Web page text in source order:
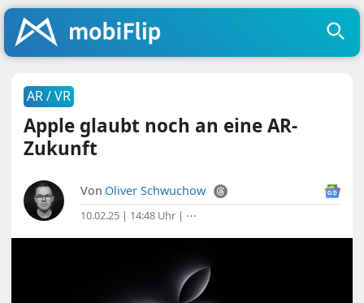
AR / VR
Apple glaubt noch an eine AR-
Zukunft
Von Oliver Schwuchow
10.02.25 | 14:48 Uhr | ⋯